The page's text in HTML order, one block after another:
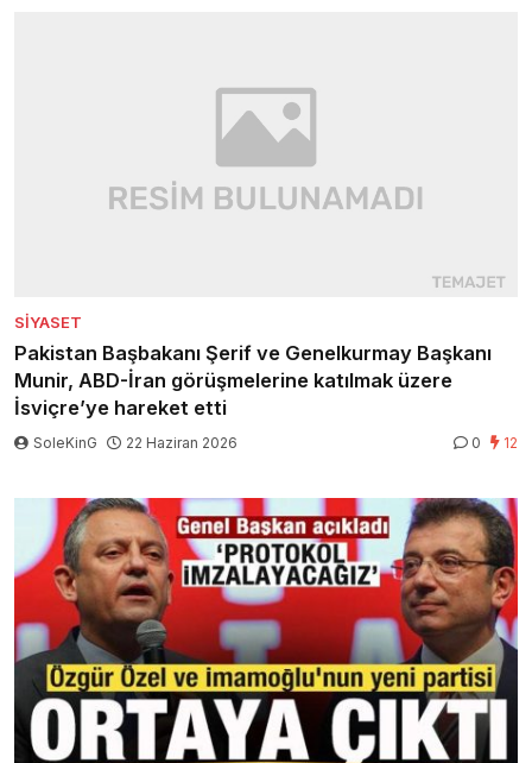
SIYASET
Pakistan Başbakanı Şerif ve Genelkurmay Başkanı
Munir, ABD-İran görüşmelerine katılmak üzere
İsviçre’ye hareket etti
SoleKinG 22 Haziran 2026 0 12